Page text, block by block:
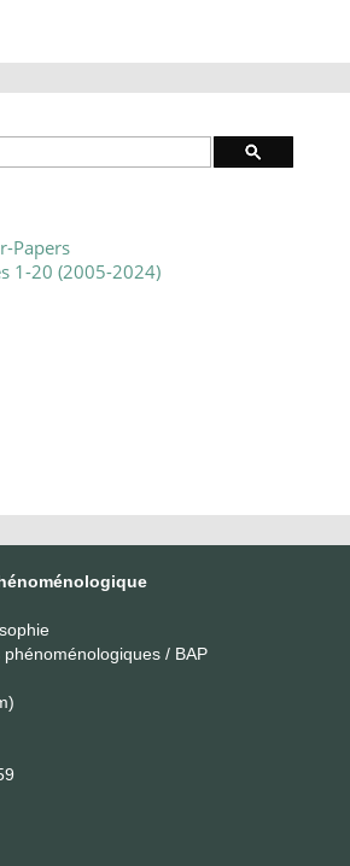
Papers
1-20 (2005-2024)
/ BAP